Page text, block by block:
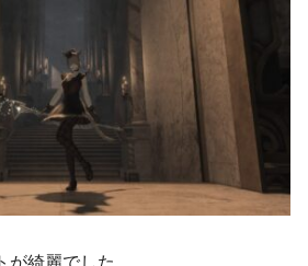
が綺麗でした